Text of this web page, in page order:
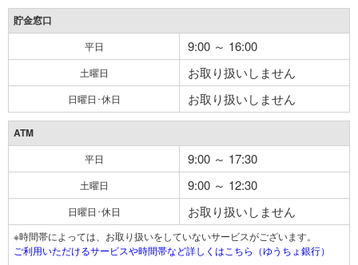
貯金窓口
平日 9:00 ～ 16:00
土曜日 お取り扱いしません
日曜日･休日 お取り扱いしません
ATM
平日 9:00 ～ 17:30
土曜日 9:00 ～ 12:30
日曜日･休日 お取り扱いしません
※時間帯によっては、お取り扱いをしていないサービスがございます。
ご利用いただけるサービスや時間帯など詳しくはこちら（ゆうちょ銀行）